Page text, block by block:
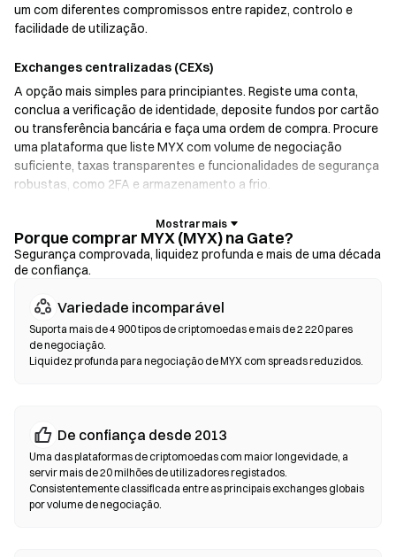
um com diferentes compromissos entre rapidez, controlo e
facilidade de utilização.
Exchanges centralizadas (CEXs)
A opção mais simples para principiantes. Registe uma conta,
conclua a verificação de identidade, deposite fundos por cartão
ou transferência bancária e faça uma ordem de compra. Procure
uma plataforma que liste MYX com volume de negociação
suficiente, taxas transparentes e funcionalidades de segurança
robustas, como 2FA e armazenamento a frio.
Carteiras de criptomoedas
Para utilizadores que dão prioridade à autocustódia. As
carteiras não custodiais permitem-lhe guardar as suas próprias
carteira. Algumas carteiras também oferecem uma rampa de
entrada fiduciária, permitindo-lhe comprar MYX com cartão de
crédito sem passar primeiro por uma exchange. Faça sempre
uma cópia de segurança da sua frase de recuperação e verifique
Exchanges Descentralizadas (DEX)
Negoceie diretamente entre pares, sem intermediários. As DEX
utilizam contratos inteligentes para executar trocas em
blockchain — não é necessário registo nem verificação de
Porque comprar MYX (MYX) na Gate?
Segurança comprovada, liquidez profunda e mais de uma década
de confiança.
Variedade incomparável
Suporta mais de 4 900 tipos de criptomoedas e mais de 2 220 pares
de negociação.
Liquidez profunda para negociação de MYX com spreads reduzidos.
De confiança desde 2013
Uma das plataformas de criptomoedas com maior longevidade, a
servir mais de 20 milhões de utilizadores registados.
Consistentemente classificada entre as principais exchanges globais
por volume de negociação.